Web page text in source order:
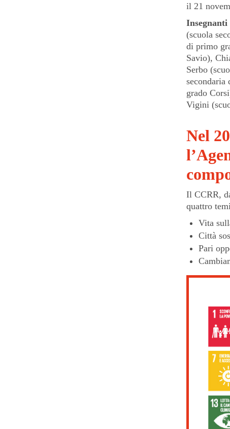
il 21
Insegnanti
(scuola
di primo
Savio),
Serbo
secondaria
grado
Vigini
Nel
Il CCRR,
quattro
Vita
Città
Pari